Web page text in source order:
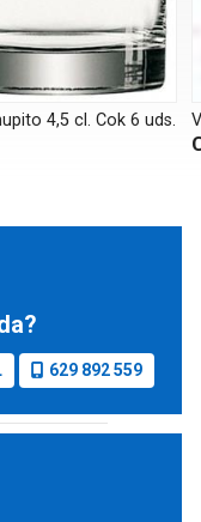
cl. Cok 6 uds. Vaso
629 892 559